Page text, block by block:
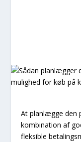
At planlægge den
kombination af
fleksible